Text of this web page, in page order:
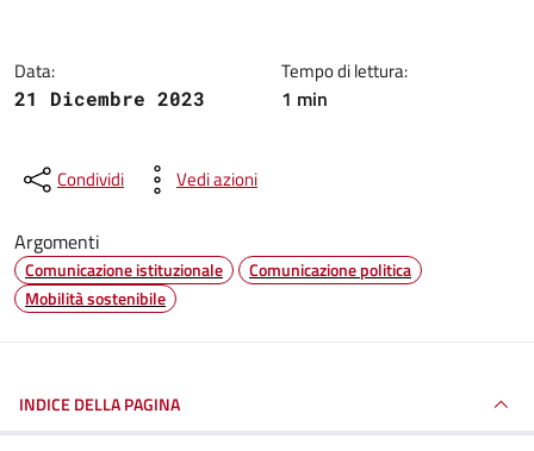
Data:
21 Dicembre 2023
Tempo di lettura:
1 min
Condividi Vedi azioni
Argomenti
Comunicazione istituzionale
Comunicazione politica
Mobilità sostenibile
INDICE DELLA PAGINA